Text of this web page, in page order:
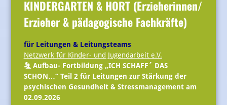
KINDERGARTEN & HORT (Erzieherinnen/
Erzieher & pädagogische Fachkräfte)
für Leitungen & Leitungsteams
Netzwerk für Kinder- und Jugendarbeit e.V.
Aufbau- Fortbildung „ICH SCHAFF´ DAS
SCHON…“ Teil 2 für Leitungen zur Stärkung der
psychischen Gesundheit & Stressmanagement am
02.09.2026